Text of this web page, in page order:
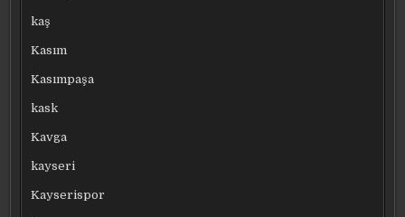
kaş
Kasım
Kasımpaşa
kask
Kavga
kayseri
Kayserispor